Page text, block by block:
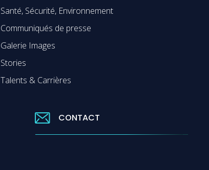
Santé, Sécurité, Environnement
Communiqués de presse
Galerie Images
Stories
Talents & Carrières
CONTACT